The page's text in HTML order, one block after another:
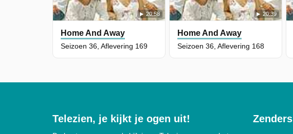
20:58
Home And Away
Seizoen 36, Aflevering 169
20:39
Home And Away
Seizoen 36, Aflevering 168
Telezien, je kijkt je ogen uit! Zenders